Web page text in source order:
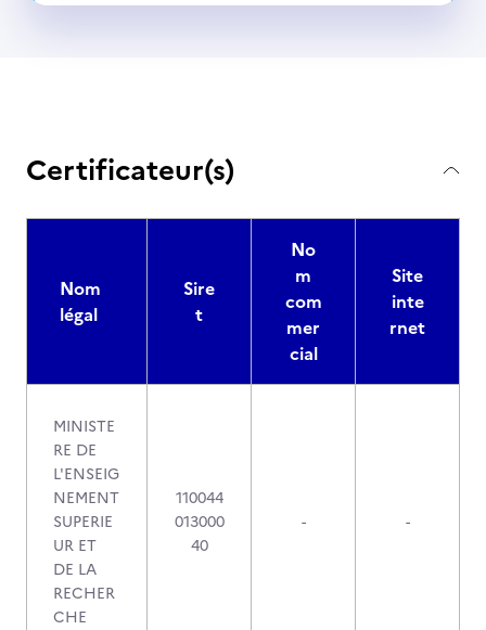
Certificateur(s)
Nom
légal
Sire
t
No
m
com
mer
cial
Site
inte
rnet
MINISTE
RE DE
L'ENSEIG
NEMENT
SUPERIE
UR ET
DE LA
RECHER
CHE
110044
013000
40
- -